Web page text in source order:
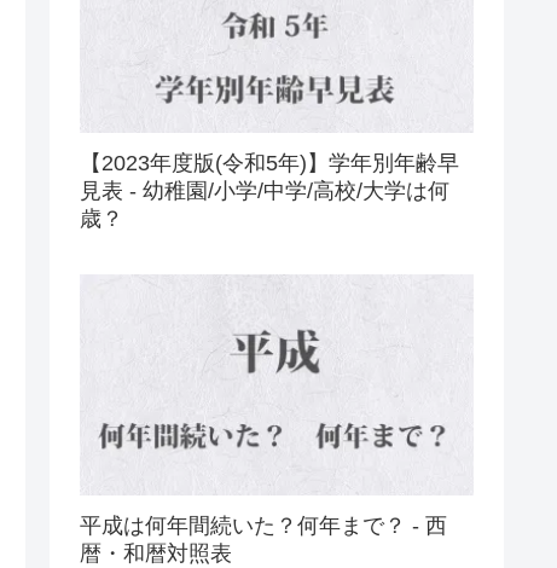
【2023年度版(令和5年)】学年別年齢早
見表 - 幼稚園/小学/中学/高校/大学は何
歳？
平成は何年間続いた？何年まで？ - 西
暦・和暦対照表